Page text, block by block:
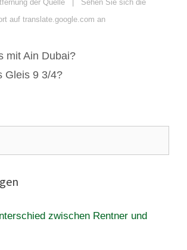
der Quelle | Sehen Sie sich die
auf translate.google.com an
mit Ain Dubai?
Gleis 9 3/4?
zwischen Rentner und